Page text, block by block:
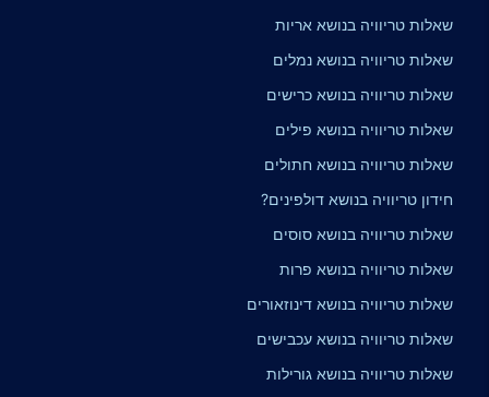
שאלות טריוויה בנושא אריות
שאלות טריוויה בנושא נמלים
שאלות טריוויה בנושא כרישים
שאלות טריוויה בנושא פילים
שאלות טריוויה בנושא חתולים
חידון טריוויה בנושא דולפינים?
שאלות טריוויה בנושא סוסים
שאלות טריוויה בנושא פרות
שאלות טריוויה בנושא דינוזאורים
שאלות טריוויה בנושא עכבישים
שאלות טריוויה בנושא גורילות